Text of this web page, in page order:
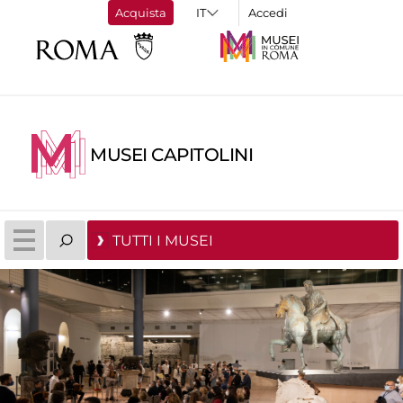
Acquista Accedi
MUSEI CAPITOLINI
TUTTI I MUSEI